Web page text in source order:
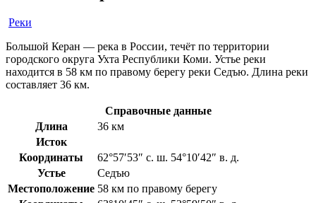
Реки
Большой Керан — река в России, течёт по территории
городского округа Ухта Республики Коми. Устье реки
находится в 58 км по правому берегу реки Седъю. Длина реки
составляет 36 км.
Справочные данные
Длина
36 км
Исток
Координаты
62°57′53″ с. ш. 54°10′42″ в. д.
Устье
Седъю
Местоположение 58 км по правому берегу